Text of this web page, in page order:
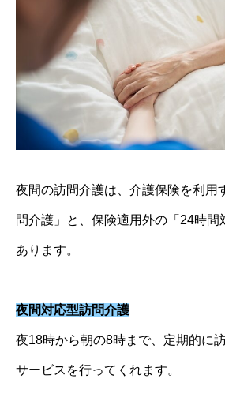
夜間の訪問介護は、介護保険を利用
問介護」と、保険適用外の「24時間
あります。
夜間対応型訪問介護
夜18時から朝の8時まで、定期的に
サービスを行ってくれます。